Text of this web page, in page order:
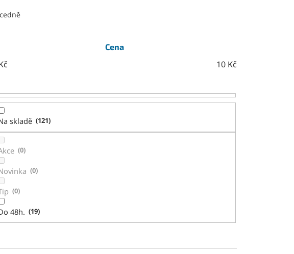
Cena
10 Kč
skladě 121
0
0
0
48h. 19